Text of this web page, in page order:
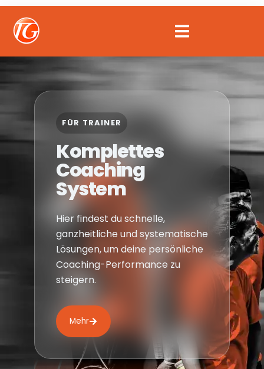
Zum
Inhalt
springen
FÜR TRAINER
Komplettes
Coaching
System
Hier findest du schnelle,
ganzheitliche und systematische
Lösungen, um deine persönliche
Coaching-Performance zu
steigern.
Mehr